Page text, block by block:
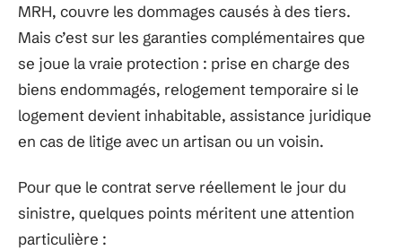
MRH, couvre les dommages causés à des tiers.
Mais c’est sur les garanties complémentaires que
se joue la vraie protection : prise en charge des
biens endommagés, relogement temporaire si le
logement devient inhabitable, assistance juridique
en cas de litige avec un artisan ou un voisin.
Pour que le contrat serve réellement le jour du
sinistre, quelques points méritent une attention
particulière :